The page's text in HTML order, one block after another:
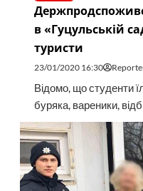
в «Гуцульській
туристи
23/01/2020 16:30
Відомо, що студенти
буряка, вареники,